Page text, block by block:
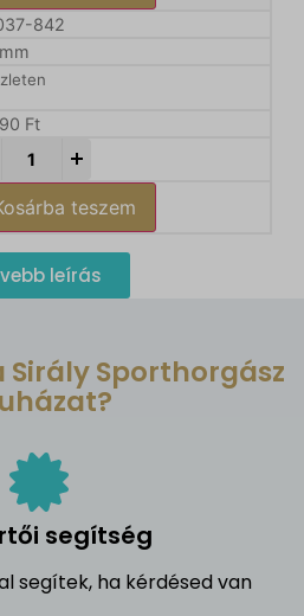
842
Ft
teszem
leírás
Sirály Sporthorgász
segítség
segítek, ha kérdésed van